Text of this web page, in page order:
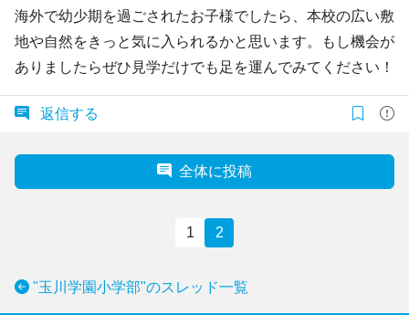
海外で幼少期を過ごされたお子様でしたら、本校の広い敷
地や自然をきっと気に入られるかと思います。もし機会が
ありましたらぜひ見学だけでも足を運んでみてください！
返信する
全体に投稿
1 2
"玉川学園小学部"のスレッド一覧